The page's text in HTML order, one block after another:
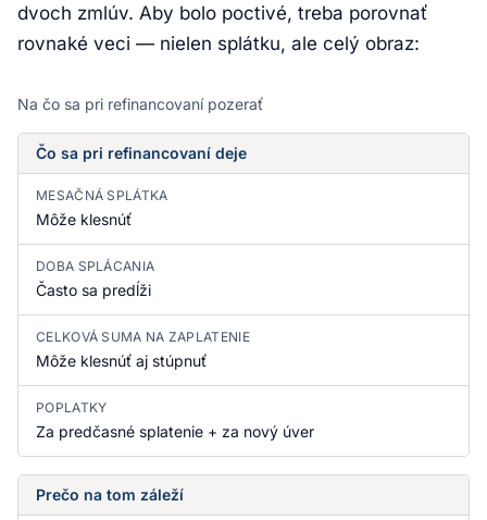
dvoch zmlúv. Aby bolo poctivé, treba porovnať
rovnaké veci — nielen splátku, ale celý obraz:
Na čo sa pri refinancovaní pozerať
Čo sa pri refinancovaní deje
MESAČNÁ SPLÁTKA
Môže klesnúť
DOBA SPLÁCANIA
Často sa predĺži
CELKOVÁ SUMA NA ZAPLATENIE
Môže klesnúť aj stúpnuť
POPLATKY
Za predčasné splatenie + za nový úver
Prečo na tom záleží